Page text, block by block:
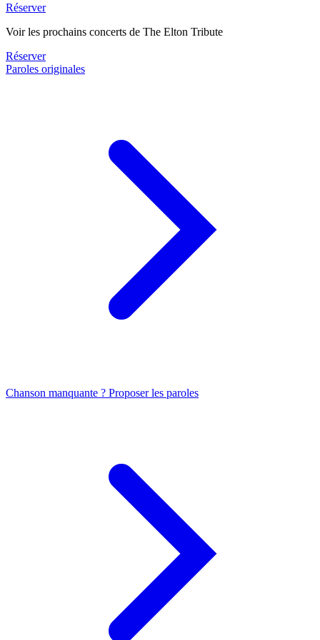
Réserver
Voir les prochains concerts de The Elton Tribute
Réserver
Paroles originales
Chanson manquante ? Proposer les paroles